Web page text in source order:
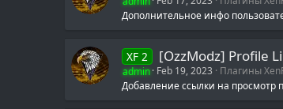
Дополнительное инфо
XF 2 [OzzModz] Profile
admin Feb 19, 2023
Плагины
Добавление ссылки на просмотр